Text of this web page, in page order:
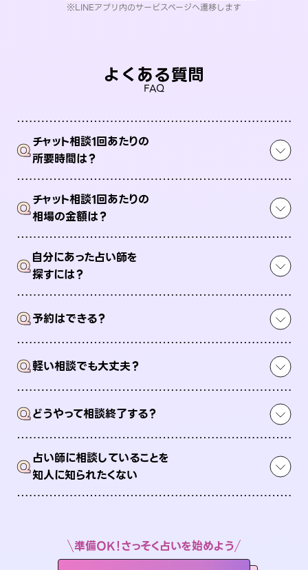
※LINEアプリ内のサービスページへ遷移します
よくある質問
FAQ
Qチャット相談1回あたりの
所要時間は？
Qチャット相談1回あたりの
相場の金額は？
Q自分にあった占い師を
探すには？
Q予約はできる？
Q軽い相談でも大丈夫？
Qどうやって相談終了する？
Q占い師に相談していることを
知人に知られたくない
準備OK！さっそく占いを始めよう